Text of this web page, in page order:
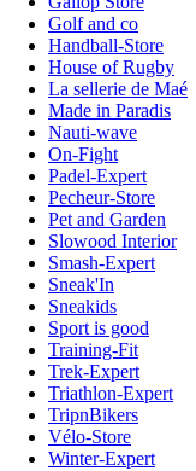
Golf and co
Handball-Store
House of Rugby
La sellerie de Maé
Made in Paradis
Nauti-wave
On-Fight
Padel-Expert
Pecheur-Store
Pet and Garden
Slowood Interior
Smash-Expert
Sneak'In
Sneakids
Sport is good
Training-Fit
Trek-Expert
Triathlon-Expert
TripnBikers
Vélo-Store
Winter-Expert